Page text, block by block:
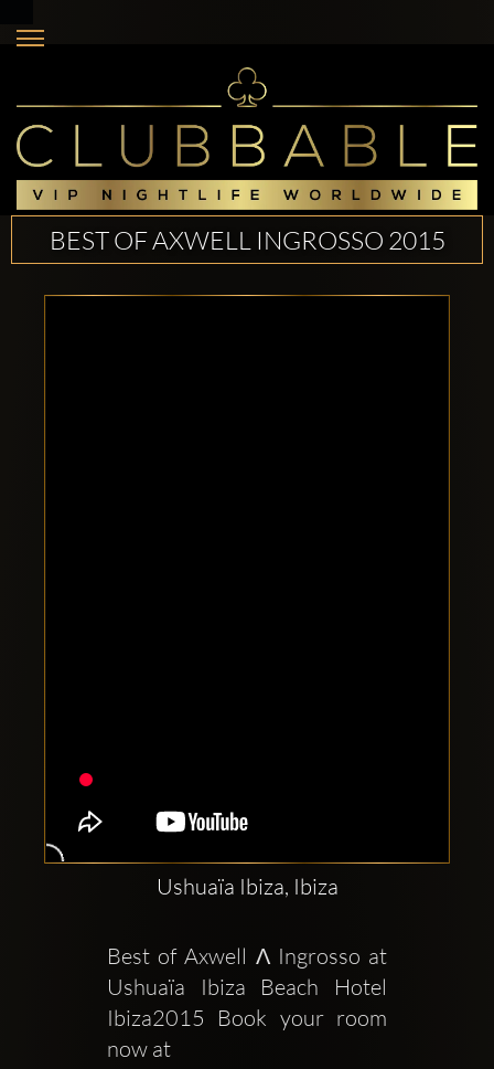
sociaux
Clubbable:
BEST OF AXWELL INGROSSO 2015
Ushuaïa Ibiza, Ibiza
Best of Axwell Λ Ingrosso at
Ushuaïa Ibiza Beach Hotel
Ibiza2015 Book your room
now at